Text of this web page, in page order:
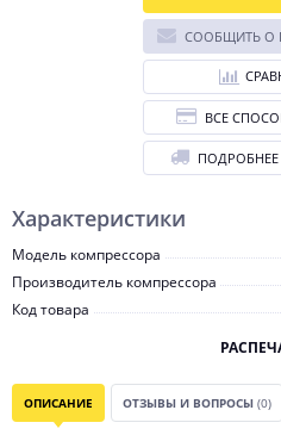
Характеристики
Модель компрессора
Производитель компрессора
Код товара
СООБЩИТЬ О
ВСЕ
ОПИСАНИЕ ОТЗЫВЫ И ВОПРОСЫ (0)